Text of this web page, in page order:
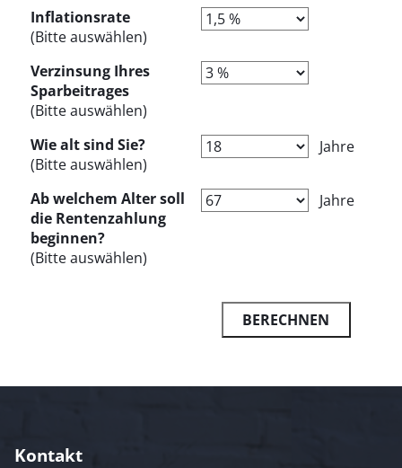
Inflationsrate
(Bitte auswählen)
Verzinsung Ihres
Sparbeitrages
(Bitte auswählen)
Wie alt sind Sie?
(Bitte auswählen)
Jahre
Ab welchem Alter soll
die Rentenzahlung
beginnen?
(Bitte auswählen)
Jahre
Kontakt